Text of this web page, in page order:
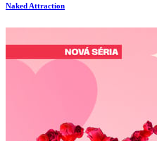
Naked Attraction